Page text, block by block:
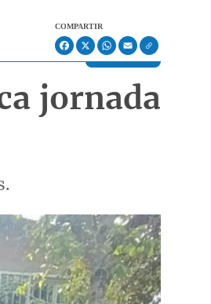
COMPARTIR
Facebook
X WhatsApp
Email
jornada